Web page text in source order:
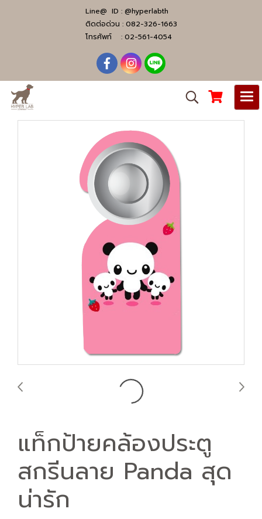
Line@ ID : @hyperlabth
ติดต่อด่วน : 082-326-1663
โทรศัพท์ : 02-561-4054
แท็กป้ายคล้องประตู
สกรีนลาย Panda สุด
น่ารัก